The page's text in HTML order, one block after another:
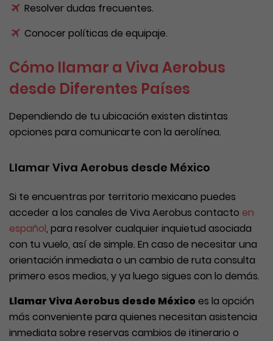
Resolver dudas frecuentes.
Conocer políticas de equipaje.
Cómo llamar a Viva Aerobus
desde Diferentes Países
Dependiendo de tu ubicación existen distintas
opciones para comunicarte con la aerolínea.
Llamar Viva Aerobus desde México
Si te encuentras por territorio mexicano puedes
acceder a los canales de Viva Aerobus contacto en
español, para resolver cualquier inquietud asociada
con tu vuelo, así de simple. En caso de necesitar una
orientación inmediata o un cambio de ruta consulta
primero esos medios, y ya luego sigues con lo demás.
Llamar Viva Aerobus desde México es la opción
más conveniente para quienes necesitan asistencia
inmediata sobre reservas cambios de itinerario o